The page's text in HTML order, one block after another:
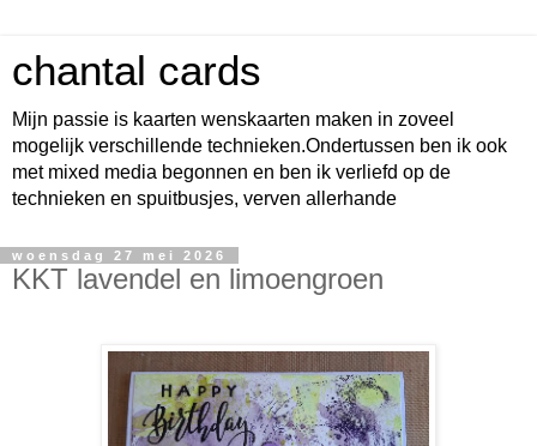
chantal cards
Mijn passie is kaarten wenskaarten maken in zoveel
mogelijk verschillende technieken.Ondertussen ben ik ook
met mixed media begonnen en ben ik verliefd op de
technieken en spuitbusjes, verven allerhande
woensdag 27 mei 2026
KKT lavendel en limoengroen